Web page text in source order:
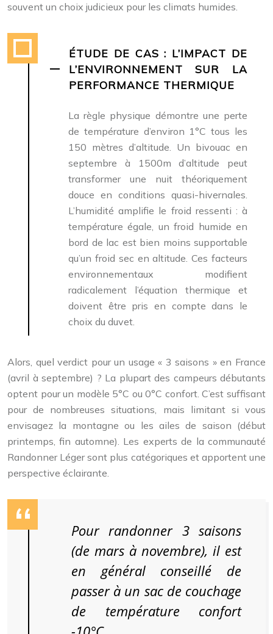
souvent un choix judicieux pour les climats humides.
ÉTUDE DE CAS : L’IMPACT DE
L’ENVIRONNEMENT SUR LA
PERFORMANCE THERMIQUE
La règle physique démontre une perte
de température d’environ 1°C tous les
150 mètres d’altitude. Un bivouac en
septembre à 1500m d’altitude peut
transformer une nuit théoriquement
douce en conditions quasi-hivernales.
L’humidité amplifie le froid ressenti : à
température égale, un froid humide en
bord de lac est bien moins supportable
qu’un froid sec en altitude. Ces facteurs
environnementaux modifient
radicalement l’équation thermique et
doivent être pris en compte dans le
choix du duvet.
Alors, quel verdict pour un usage « 3 saisons » en France
(avril à septembre) ? La plupart des campeurs débutants
optent pour un modèle 5°C ou 0°C confort. C’est suffisant
pour de nombreuses situations, mais limitant si vous
envisagez la montagne ou les ailes de saison (début
printemps, fin automne). Les experts de la communauté
Randonner Léger sont plus catégoriques et apportent une
perspective éclairante.
Pour randonner 3 saisons
(de mars à novembre), il est
en général conseillé de
passer à un sac de couchage
de température confort